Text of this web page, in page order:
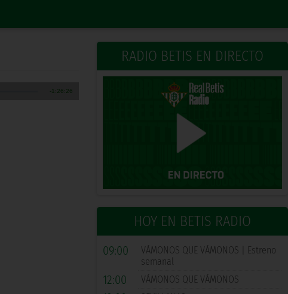
RADIO BETIS EN DIRECTO
HOY EN BETIS RADIO
09:00
VÁMONOS QUE VÁMONOS | Estreno
semanal
12:00 VÁMONOS QUE VÁMONOS